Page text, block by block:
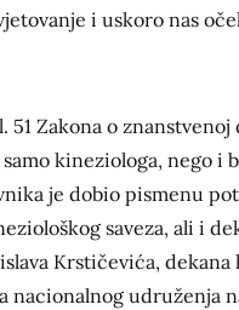
i uskoro nas
Zakona o
kineziologa, nego i
je dobio pismenu
saveza, ali i
Krstičevića,
nacionalnog udruženja